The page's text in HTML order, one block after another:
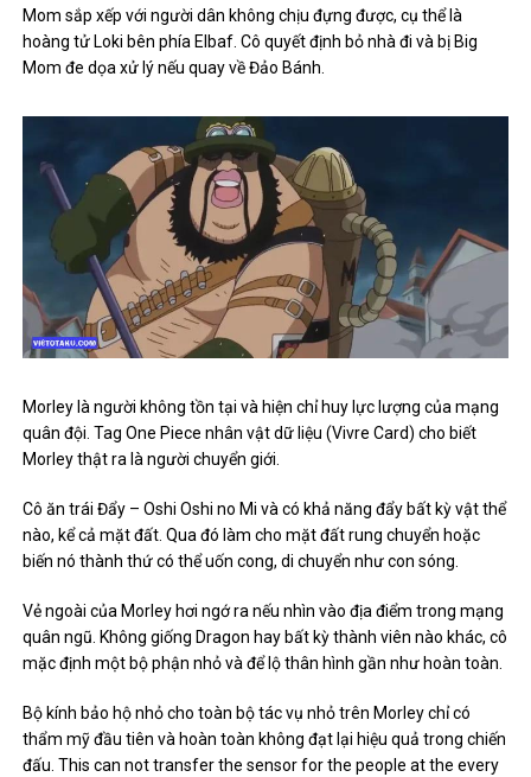
Mom sắp xếp với người dân không chịu đựng được, cụ thể là
hoàng tử Loki bên phía Elbaf. Cô quyết định bỏ nhà đi và bị Big
Mom đe dọa xử lý nếu quay về Đảo Bánh.
Morley là người không tồn tại và hiện chỉ huy lực lượng của mạng
quân đội. Tag One Piece nhân vật dữ liệu (Vivre Card) cho biết
Morley thật ra là người chuyển giới.
Cô ăn trái Đẩy – Oshi Oshi no Mi và có khả năng đẩy bất kỳ vật thể
nào, kể cả mặt đất. Qua đó làm cho mặt đất rung chuyển hoặc
biến nó thành thứ có thể uốn cong, di chuyển như con sóng.
Vẻ ngoài của Morley hơi ngớ ra nếu nhìn vào địa điểm trong mạng
quân ngũ. Không giống Dragon hay bất kỳ thành viên nào khác, cô
mặc định một bộ phận nhỏ và để lộ thân hình gần như hoàn toàn.
Bộ kính bảo hộ nhỏ cho toàn bộ tác vụ nhỏ trên Morley chỉ có
thẩm mỹ đầu tiên và hoàn toàn không đạt lại hiệu quả trong chiến
đấu. This can not transfer the sensor for the people at the every